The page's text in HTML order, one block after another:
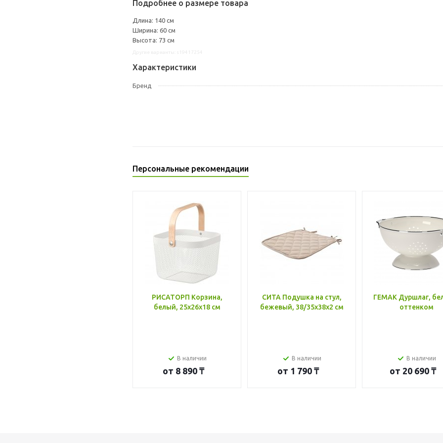
Подробнее о размере товара
Длина: 140 см
Ширина: 60 см
Высота: 73 см
Характеристики
Бренд
Персональные рекомендации
РИСАТОРП Корзина,
белый, 25x26x18 см
В наличии
от 8 890 ₸
СИТА Подушка на стул,
бежевый, 38/35x38x2 см
В наличии
от 1 790 ₸
ГЕМАК Дуршлаг,
оттенком
В наличии
от 20 690 ₸